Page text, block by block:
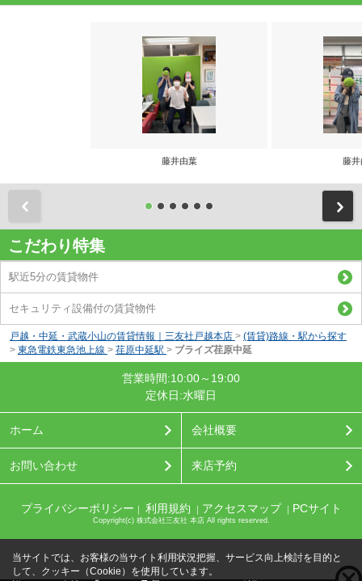
藤井由葉 藤井
こだわり特集
駅近5分の賃貸物件
セキュリティ設備付の賃貸物件
戸越・中延・武蔵小山の賃貸情報｜三友社戸越本店 > (賃貸)路線・駅から探す
> 東急電鉄東急池上線 > 荏原中延駅 > ブライズ荏原中延
営業時間:10:00～19:00
定休日:水曜日
ホーム 会社概要
お問い合わせ 来店予約
プライバシーポリシー ｜ 利用規約 ｜ アクセスマップ ｜ PCサイト
Copyright(c) 株式会社三友社 本店 All rights reserved.
当サイトでは、お客様の当サイト利用状況把握、サービス向上検討を目的と
して、クッキー（Cookie）を使用しています。